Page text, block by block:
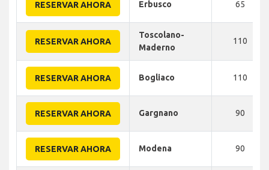
RESERVAR AHORA Erbusco 65
RESERVAR AHORA
Toscolano-
Maderno
110
RESERVAR AHORA Bogliaco 110
RESERVAR AHORA Gargnano 90
RESERVAR AHORA Modena 90